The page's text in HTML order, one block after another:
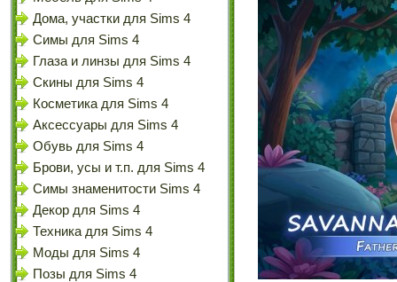
Дома, участки для Sims 4
Симы для Sims 4
Глаза и линзы для Sims 4
Скины для Sims 4
Косметика для Sims 4
Аксессуары для Sims 4
Обувь для Sims 4
Брови, усы и т.п. для Sims 4
Симы знаменитости Sims 4
Декор для Sims 4
Техника для Sims 4
Моды для Sims 4
Позы для Sims 4